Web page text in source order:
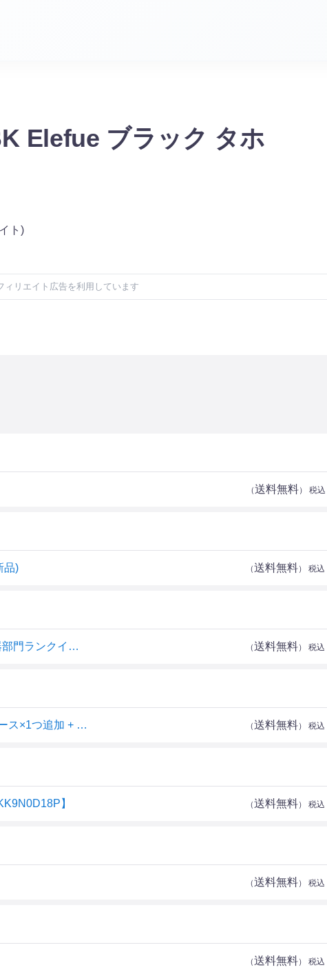
Elefue ブラック タホ
ト)
ィリエイト広告を利用しています
（送料無料） 税込
品) （送料無料） 税込
電子リコーダー Elefue エレフエ EF10BK ブラック【楽器店大賞2022話題の楽器部門ランクイン】TAHORNG タホーン EF-10 （送料無料） 税込
TAHORNG エレフエ EF10 ブラック 電子リコーダー + ウォッシャブルマウスピース×1つ追加 + クリーニングクロス セット （送料無料） 税込
】 （送料無料） 税込
（送料無料） 税込
（送料無料） 税込